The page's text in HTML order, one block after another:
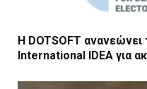
Η DOTSOFT ανανεώνει
International IDEA για